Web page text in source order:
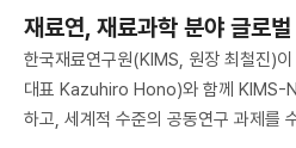
재료연, 재료과학 분야 글로
한국재료연구원(KIMS, 원장 최철진)
대표 Kazuhiro Hono)와 함께 KIMS-
하고, 세계적 수준의 공동연구 과제를